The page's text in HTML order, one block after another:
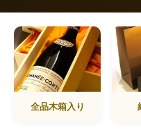
全品木箱入り